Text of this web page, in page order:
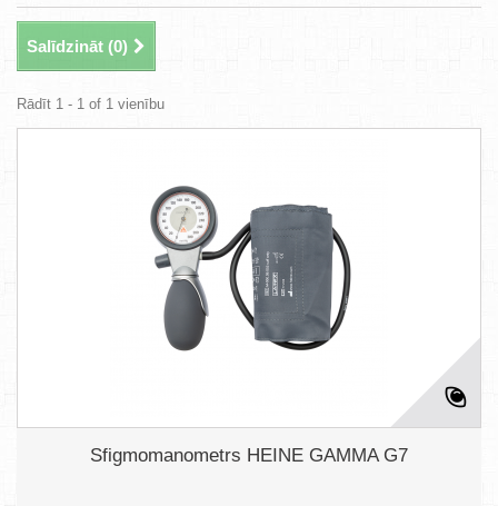
Salīdzināt (0)
Rādīt 1 - 1 of 1 vienību
Sfigmomanometrs HEINE GAMMA G7